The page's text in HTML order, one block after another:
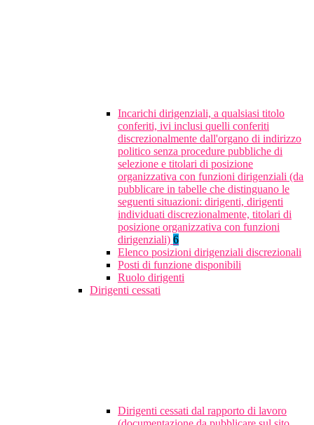
Incarichi dirigenziali, a qualsiasi titolo
conferiti, ivi inclusi quelli conferiti
discrezionalmente dall'organo di indirizzo
politico senza procedure pubbliche di
selezione e titolari di posizione
organizzativa con funzioni dirigenziali (da
pubblicare in tabelle che distinguano le
seguenti situazioni: dirigenti, dirigenti
individuati discrezionalmente, titolari di
posizione organizzativa con funzioni
dirigenziali) 6
Elenco posizioni dirigenziali discrezionali
Posti di funzione disponibili
Ruolo dirigenti
Dirigenti cessati
Dirigenti cessati dal rapporto di lavoro